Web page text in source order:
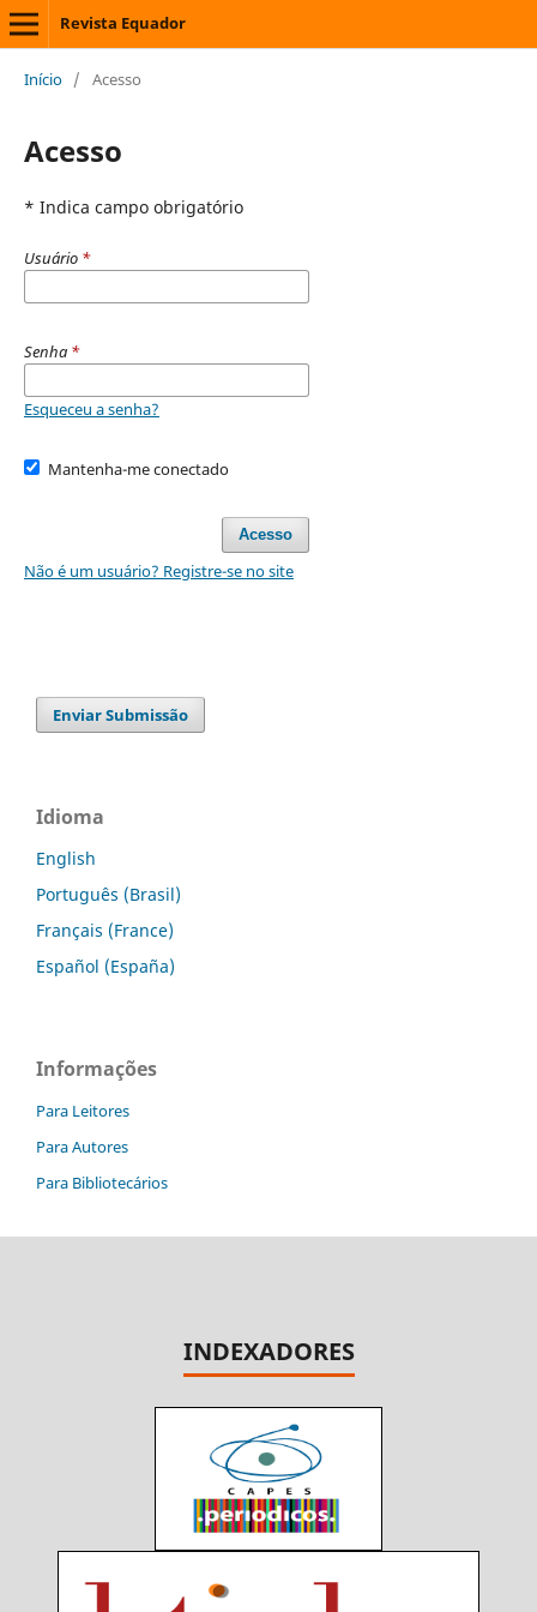
Revista Equador
Início / Acesso
Acesso
* Indica campo obrigatório
Usuário *
Senha *
Esqueceu a senha?
Mantenha-me conectado
Acesso
Não é um usuário? Registre-se no site
Enviar Submissão
Idioma
English
Português (Brasil)
Français (France)
Español (España)
Informações
Para Leitores
Para Autores
Para Bibliotecários
INDEXADORES